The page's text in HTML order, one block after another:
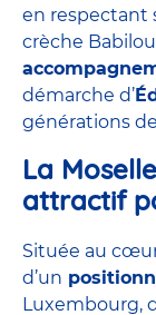
en respectant
crèche
démarche d’
générations
La
attractif
Située au
d’un
Luxembourg,